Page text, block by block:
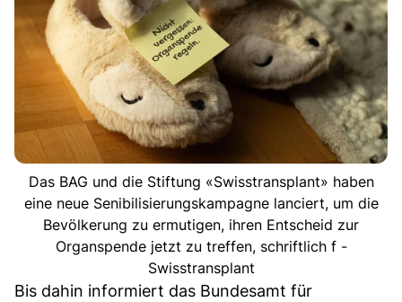
Das BAG und die Stiftung «Swisstransplant» haben
eine neue Senibilisierungskampagne lanciert, um die
Bevölkerung zu ermutigen, ihren Entscheid zur
Organspende jetzt zu treffen, schriftlich f -
Swisstransplant
Bis dahin informiert das Bundesamt für